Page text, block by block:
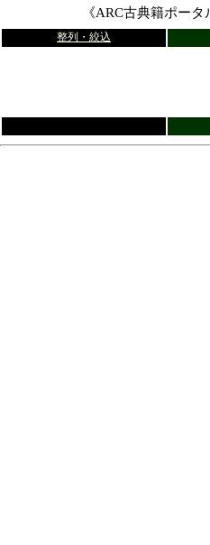
《ARC古典籍ポータ
整列・絞込